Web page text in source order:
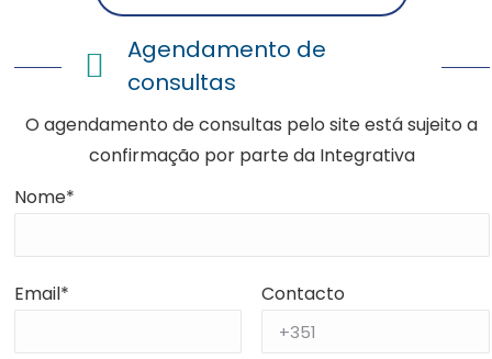
Agendamento de
consultas
O agendamento de consultas pelo site está sujeito a
confirmação por parte da Integrativa
Nome*
Email* Contacto